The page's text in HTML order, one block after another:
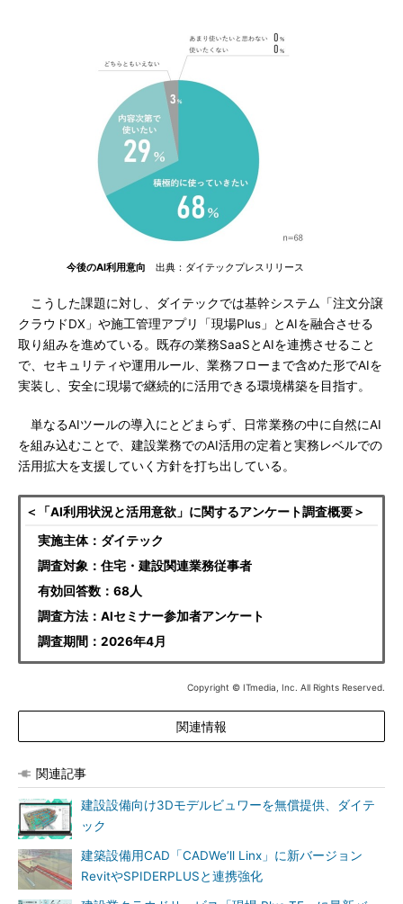
今後のAI利用意向 出典：ダイテックプレスリリース
こうした課題に対し、ダイテックでは基幹システム「注文分譲
クラウドDX」や施工管理アプリ「現場Plus」とAIを融合させる
取り組みを進めている。既存の業務SaaSとAIを連携させること
で、セキュリティや運用ルール、業務フローまで含めた形でAIを
実装し、安全に現場で継続的に活用できる環境構築を目指す。
単なるAIツールの導入にとどまらず、日常業務の中に自然にAI
を組み込むことで、建設業務でのAI活用の定着と実務レベルでの
活用拡大を支援していく方針を打ち出している。
＜「AI利用状況と活用意欲」に関するアンケート調査概要＞
実施主体：ダイテック
調査対象：住宅・建設関連業務従事者
有効回答数：68人
調査方法：AIセミナー参加者アンケート
調査期間：2026年4月
Copyright © ITmedia, Inc. All Rights Reserved.
関連情報
関連記事
建設設備向け3Dモデルビュワーを無償提供、ダイテ
ック
建築設備用CAD「CADWe’ll Linx」に新バージョン
RevitやSPIDERPLUSと連携強化